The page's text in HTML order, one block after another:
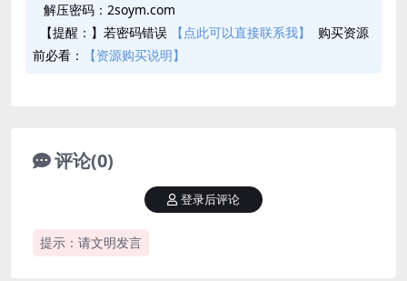
解压密码：2soym.com
【提醒：】若密码错误
【点此可以直接联系我】
购买资源
前必看：
【资源购买说明】
评论(0)
提示：请文明发言
登录后评论